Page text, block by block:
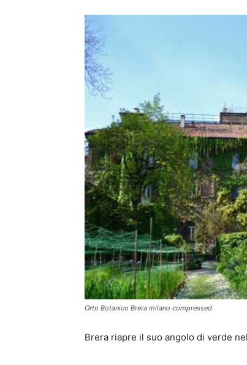
Orto Botanico Brera milano compressed
Brera riapre il suo angolo di verde